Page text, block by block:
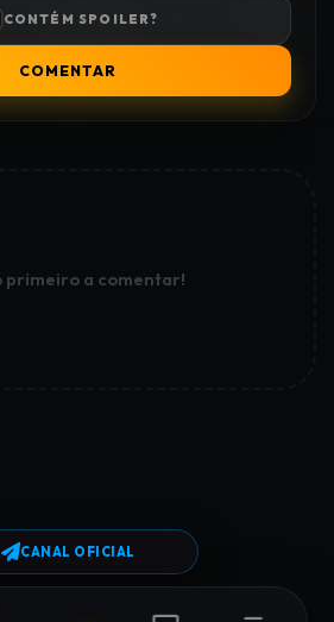
CONTÉM SPOILER?
COMENTAR
primeiro a comentar!
CANAL OFICIAL